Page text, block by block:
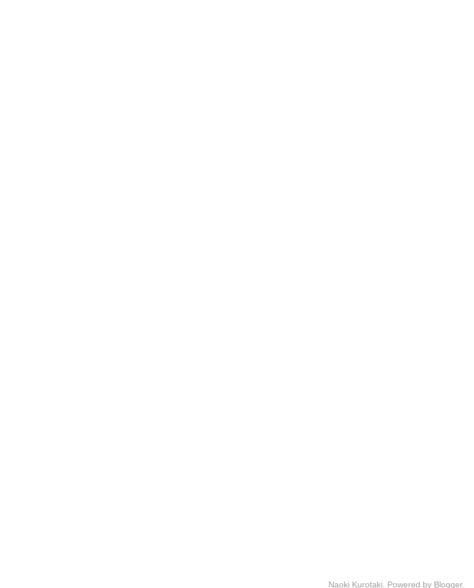
Naoki Kurotaki. Powered by Blogger.